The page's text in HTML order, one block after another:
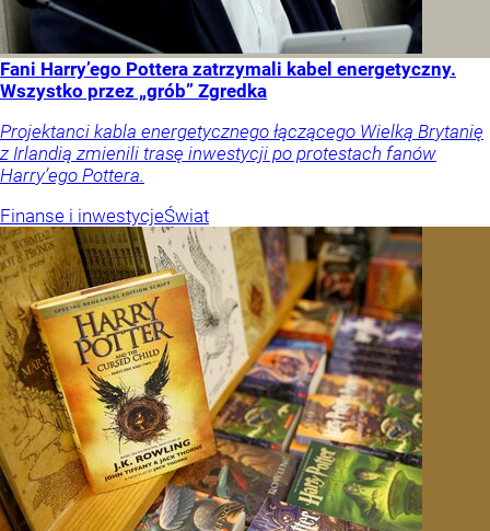
Fani Harry’ego Pottera zatrzymali kabel energetyczny.
Wszystko przez „grób” Zgredka
Projektanci kabla energetycznego łączącego Wielką Brytanię
z Irlandią zmienili trasę inwestycji po protestach fanów
Harry’ego Pottera.
Finanse i inwestycjeŚwiat